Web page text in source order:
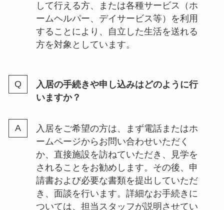
して行える方、または各種サービス（ホ
ームヘルパー、デイサービス等）を利用
することにより、自立した生活を送れる
方を対象としています。
入居の手続きや申し込みはどのように行
いますか？
入居をご希望の方は、まず電話またはホ
ームページからお問い合わせいただく
か、直接施設を訪ねていただき、見学を
されることをお勧めします。その後、申
請書および必要な書類を提出していただ
き、面談を行います。詳細なお手続きに
ついては、担当スタッフが説明させてい